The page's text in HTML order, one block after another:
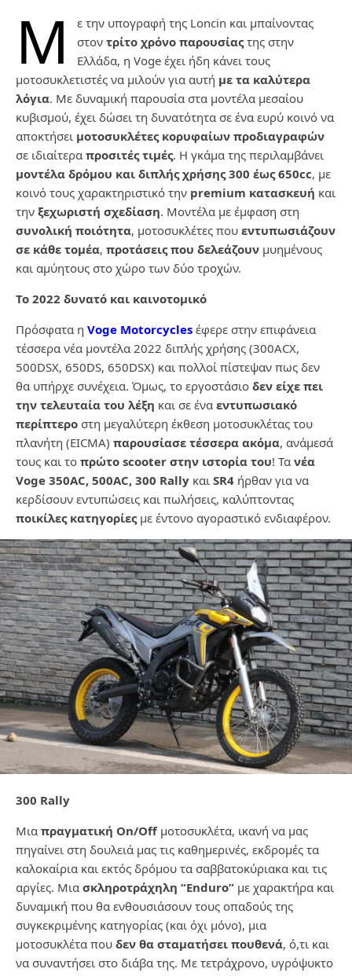
Μ
ε την υπογραφή της Loncin και μπαίνοντας
στον τρίτο χρόνο παρουσίαςτης στην
Ελλάδα, η Voge έχει ήδη κάνει τους
μοτοσυκλετιστές να μιλούν για αυτή με τα καλύτερα
λόγια. Με δυναμική παρουσία στα μοντέλα μεσαίου
κυβισμού, έχει δώσει τη δυνατότητα σε ένα ευρύ κοινό να
αποκτήσει μοτοσυκλέτες κορυφαίων προδιαγραφών
σε ιδιαίτερα προσιτές τιμές. Η γκάμα της περιλαμβάνει
μοντέλα δρόμου και διπλής χρήσης 300 έως 650cc, με
κοινό τους χαρακτηριστικό την premium κατασκευή και
την ξεχωριστή σχεδίαση. Μοντέλα με έμφαση στη
συνολική ποιότητα, μοτοσυκλέτες που εντυπωσιάζουν
σε κάθε τομέα, προτάσεις που δελεάζουν μυημένους
και αμύητους στο χώρο των δύο τροχών.
Το 2022 δυνατό και καινοτομικό
Πρόσφατα η Voge Motorcycles έφερε στην επιφάνεια
τέσσερα νέα μοντέλα 2022 διπλής χρήσης (300ACX,
500DSX, 650DS, 650DSX) και πολλοί πίστεψαν πως δεν
θα υπήρχε συνέχεια. Όμως, το εργοστάσιο δεν είχε πει
την τελευταία του λέξη και σε ένα εντυπωσιακό
περίπτερο στη μεγαλύτερη έκθεση μοτοσυκλέτας του
πλανήτη (EICMA) παρουσίασε τέσσερα ακόμα, ανάμεσά
τους και το πρώτο scooter στην ιστορία του! Τα νέα
Voge 350AC, 500AC, 300 Rally και SR4 ήρθαν για να
κερδίσουν εντυπώσεις και πωλήσεις, καλύπτοντας
ποικίλες κατηγορίεςμε έντονο αγοραστικό ενδιαφέρον.
300 Rally
Μια πραγματική On/Offμοτοσυκλέτα, ικανή να μας
πηγαίνει στη δουλειά μας τις καθημερινές, εκδρομές τα
καλοκαίρια και εκτός δρόμου τα σαββατοκύριακα και τις
αργίες. Μια σκληροτράχηλη “Enduro” με χαρακτήρα και
δυναμική που θα ενθουσιάσουν τους οπαδούς της
συγκεκριμένης κατηγορίας (και όχι μόνο), μια
μοτοσυκλέτα που δεν θα σταματήσει πουθενά, ό,τι και
να συναντήσει στο διάβα της. Με τετράχρονο, υγρόψυκτο